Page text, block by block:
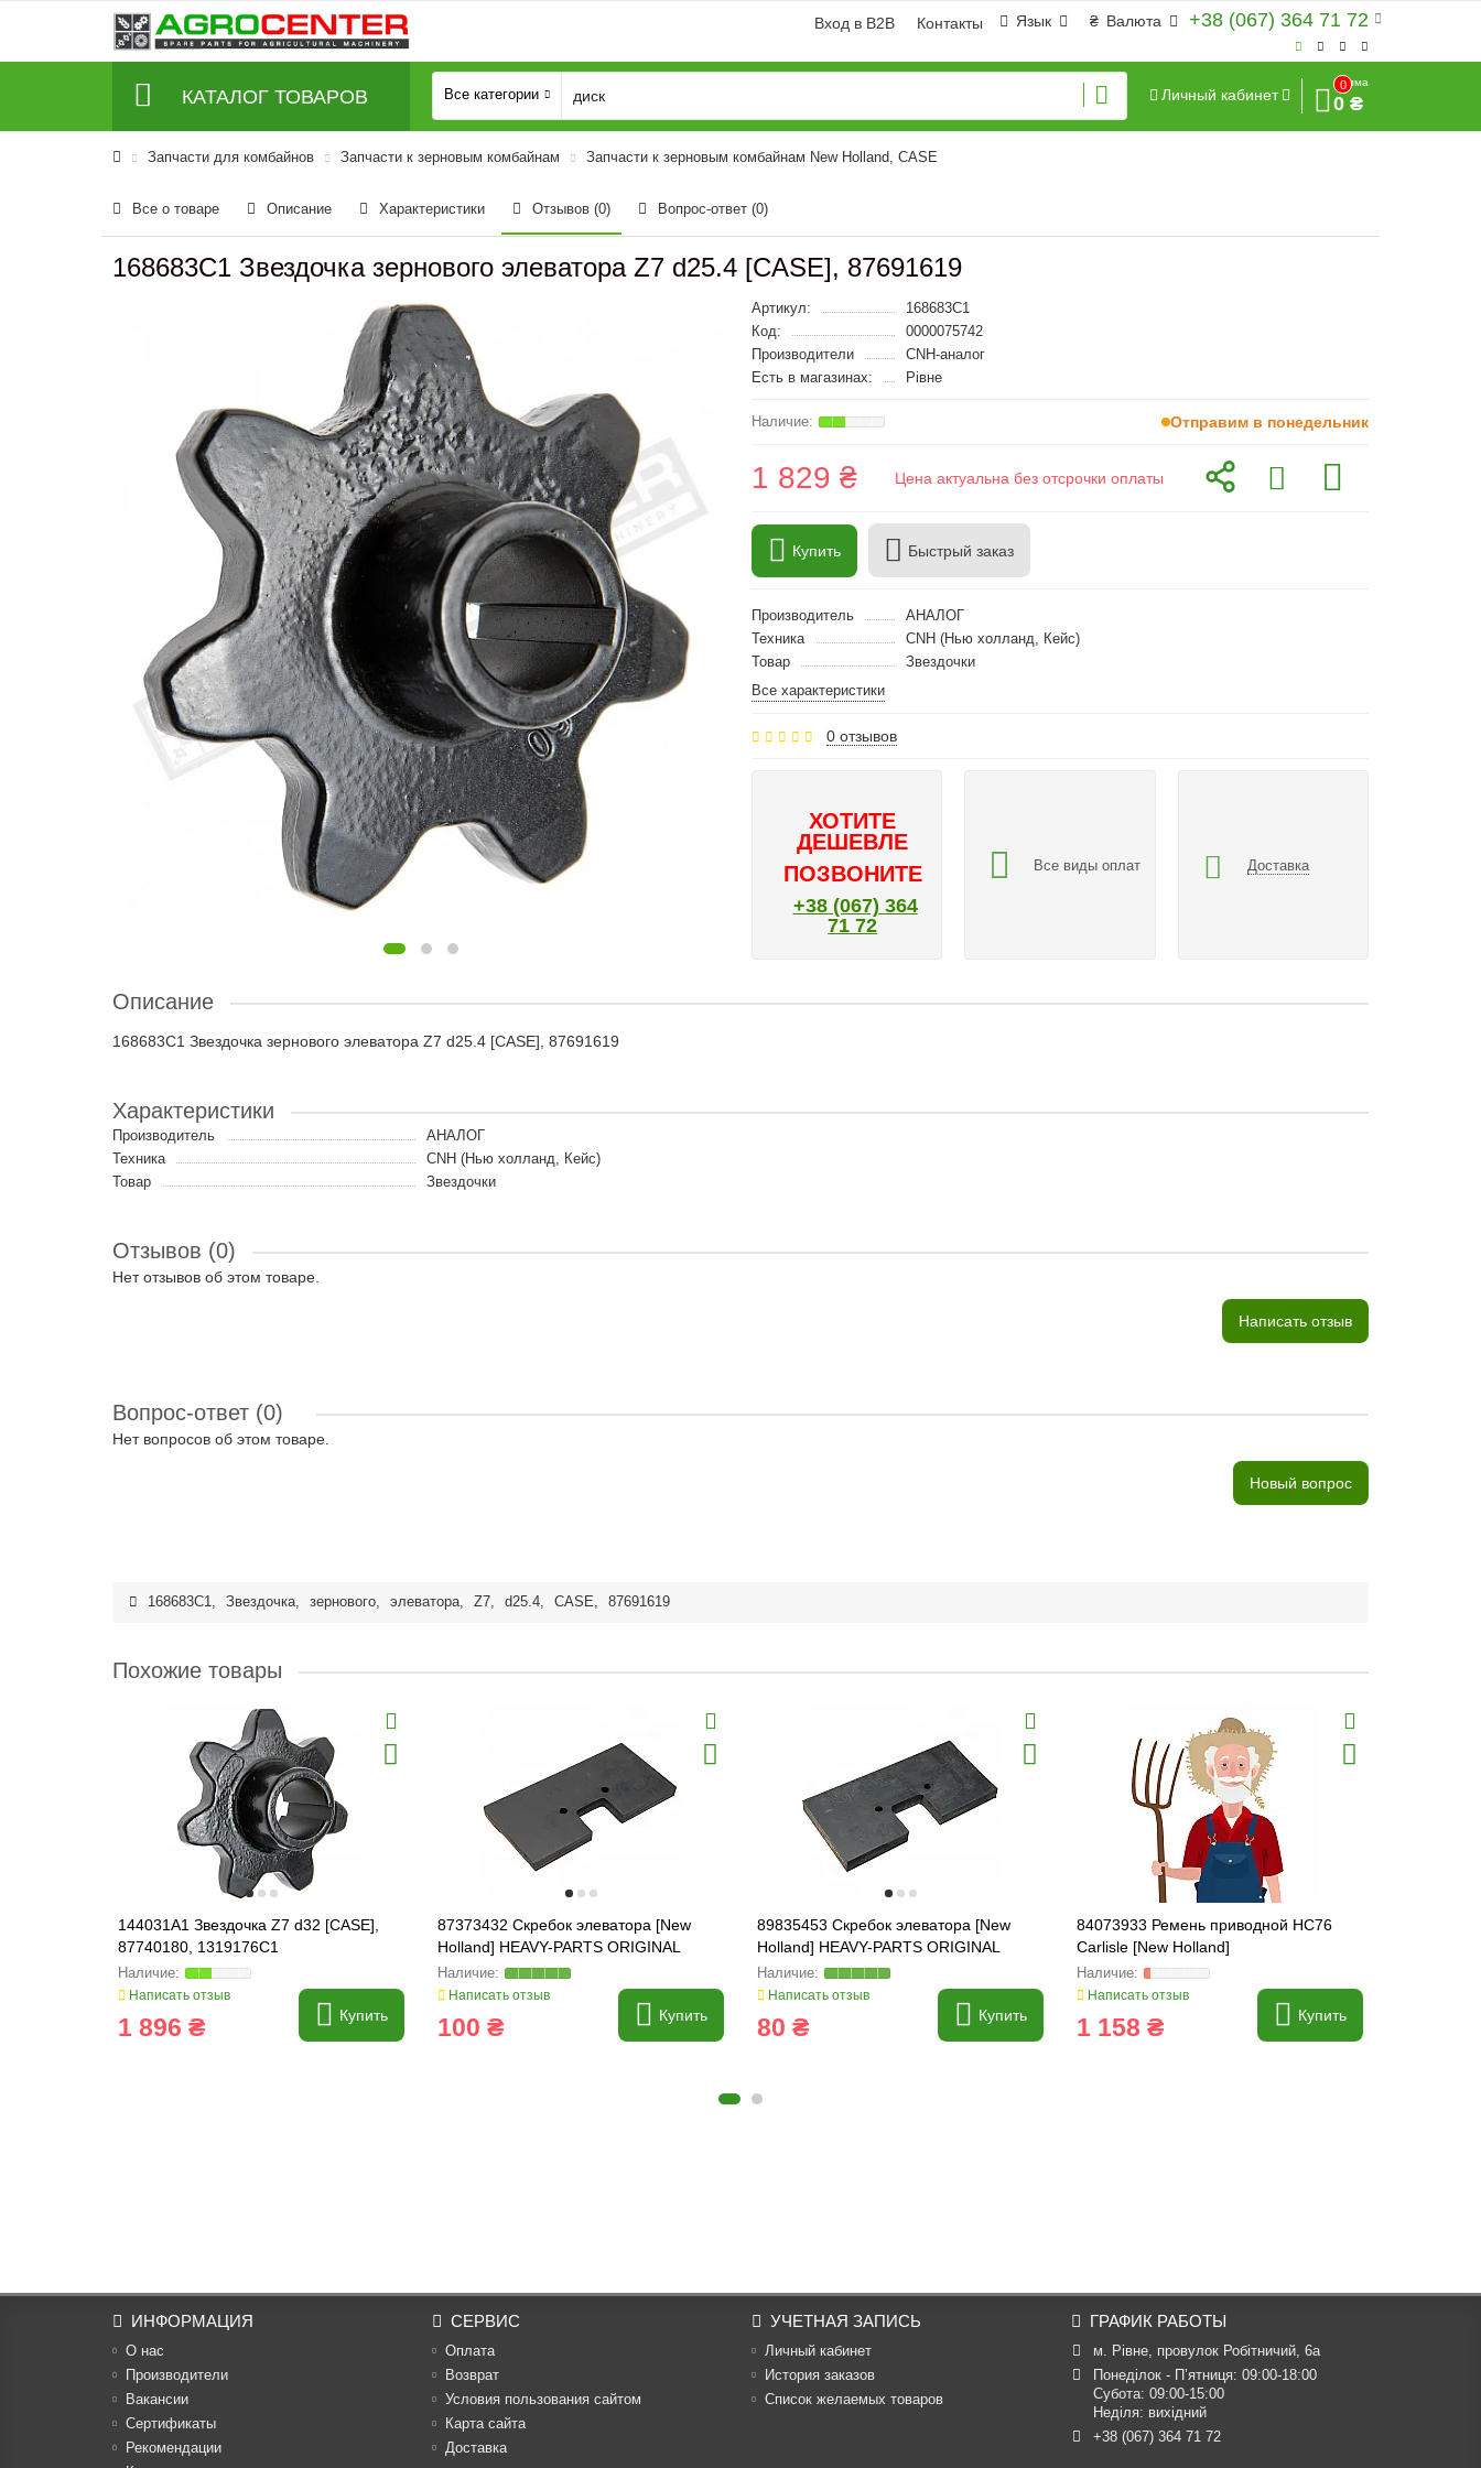
+38 (067) 364 71 72
₴ Валюта
Язык
Вход в B2B Контакты
КАТАЛОГ ТОВАРОВ Все категории Личный кабинет
0
Сумма
0 ₴
Запчасти для комбайнов Запчасти к зерновым комбайнам Запчасти к зерновым комбайнам New Holland, CASE
Все о товаре Описание Характеристики Отзывов (0) Вопрос-ответ (0)
168683C1 Звездочка зернового элеватора Z7 d25.4 [CASE], 87691619
Артикул:
168683C1
Код:
0000075742
Производители
CNH-аналог
Есть в магазинах:
Рівне
Отправим в понедельник
1 829 ₴ Цена актуальна без отсрочки оплаты
Купить Быстрый заказ
Производитель
АНАЛОГ
Техника
CNH (Нью холланд, Кейс)
Товар
Звездочки
Все характеристики
0 отзывов
ХОТИТЕ
ДЕШЕВЛЕ
ПОЗВОНИТЕ
+38 (067) 364
71 72
Все виды оплат Доставка
Описание
168683C1 Звездочка зернового элеватора Z7 d25.4 [CASE], 87691619
Характеристики
Производитель
АНАЛОГ
Техника
CNH (Нью холланд, Кейс)
Товар
Звездочки
Отзывов (0)
Нет отзывов об этом товаре.
Написать отзыв
Вопрос-ответ (0)
Нет вопросов об этом товаре.
Новый вопрос
168683C1, Звездочка, зернового, элеватора, Z7, d25.4, CASE, 87691619
Похожие товары
144031A1 Звездочка Z7 d32 [CASE],
87740180, 1319176C1
Написать отзыв
1 896 ₴ Купить
87373432 Скребок элеватора [New
Holland] HEAVY-PARTS ORIGINAL
Написать отзыв
100 ₴ Купить
89835453 Скребок элеватора [New
Holland] HEAVY-PARTS ORIGINAL
Написать отзыв
80 ₴ Купить
84073933 Ремень приводной HC76
Carlisle [New Holland]
Написать отзыв
1 158 ₴ Купить
ИНФОРМАЦИЯ
О нас
Производители
Вакансии
Cертификаты
Рекомендации
СЕРВИС
Оплата
Возврат
Условия пользования сайтом
Карта сайта
Доставка
УЧЕТНАЯ ЗАПИСЬ
Личный кабинет
История заказов
Список желаемых товаров
ГРАФИК РАБОТЫ
м. Рівне, провулок Робітничий, 6а
Понеділок - П’ятниця: 09:00-18:00
Субота: 09:00-15:00
Неділя: вихідний
+38 (067) 364 71 72